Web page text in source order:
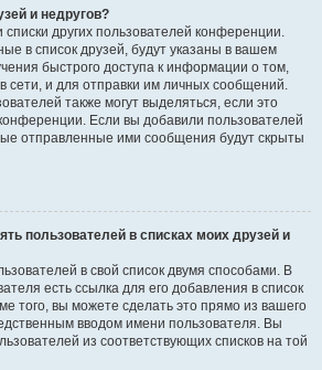
и недругов?
других пользователей конференции.
в список друзей, будут указаны в вашем
быстрого доступа к информации о том,
сети, и для отправки им личных сообщений.
также могут выделяться, если это
Если вы добавили пользователей
отправленные ими сообщения будут скрыты
пользователей в списках моих друзей и
в свой список двумя способами. В
есть ссылка для его добавления в список
того, вы можете сделать это прямо из вашего
вводом имени пользователя. Вы
из соответствующих списков на той